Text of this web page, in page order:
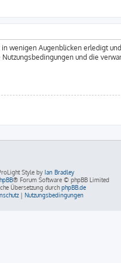
wenigen Augenblicken erledigt
und die
Style by Ian Bradley
® Forum Software © phpBB Limited
Übersetzung durch phpBB.de
| Nutzungsbedingungen